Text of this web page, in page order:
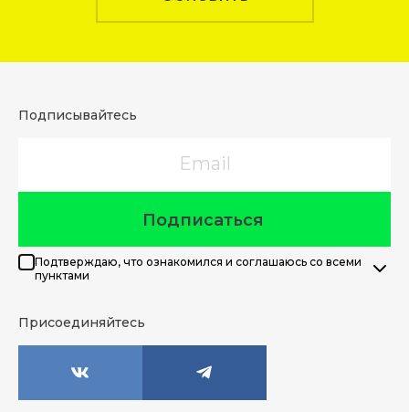
Подписывайтесь
Подписаться
Подтверждаю, что ознакомился и соглашаюсь со всеми
пунктами
Присоединяйтесь